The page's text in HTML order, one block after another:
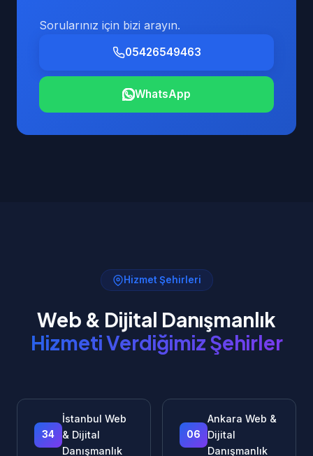
Sorularınız için bizi arayın.
05426549463
WhatsApp
Hizmet Şehirleri
Web & Dijital Danışmanlık
Hizmeti Verdiğimiz Şehirler
34
İstanbul Web
& Dijital
Danışmanlık
06
Ankara Web &
Dijital
Danışmanlık